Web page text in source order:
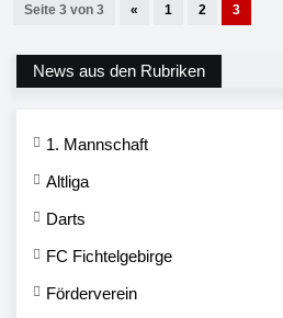
Seite 3 von 3 « 1 2 3
News aus den Rubriken
1. Mannschaft
Altliga
Darts
FC Fichtelgebirge
Förderverein